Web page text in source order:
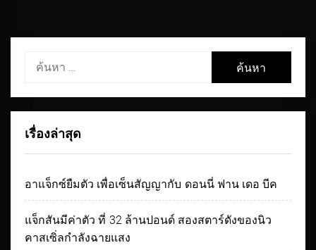
ค้นหา
เรื่องล่าสุด
อาแจ็กซ์ยืมตัว เพื่อเซ็นสัญญากับ ดอนนี่ ฟาน เดอ บีค
แจ็กสันมีค่าตัว ที่ 32 ล้านปอนด์ สองสตาร์ดังของนิว
คาสเซิ่ลกำลังฉายแสง